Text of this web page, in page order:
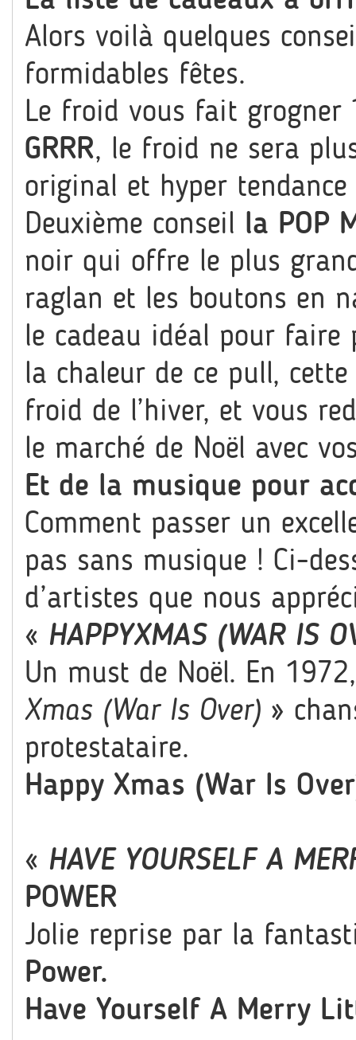
Alors voilà quelques
formidables fêtes.
Le froid vous fait grogner
GRRR, le froid ne sera
original et hyper
Deuxième conseil la POP
noir qui offre le plus
raglan et les boutons en
le cadeau idéal pour
la chaleur de ce pull,
froid de l’hiver, et vous
le marché de Noël avec
Et de la musique pour
Comment passer un
pas sans musique ! Ci-
d’artistes que nous
« HAPPYXMAS (WAR IS
Un must de Noël. En
Xmas (War Is Over) »
protestataire.
Happy Xmas (War Is
« HAVE YOURSELF A
POWER
Jolie reprise par la
Power.
Have Yourself A Merry